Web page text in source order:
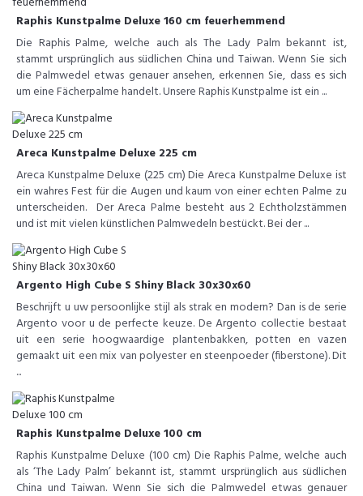
Raphis Kunstpalme Deluxe 160 cm feuerhemmend
Die Raphis Palme, welche auch als The Lady Palm bekannt ist,
stammt ursprünglich aus südlichen China und Taiwan. Wenn Sie sich
die Palmwedel etwas genauer ansehen, erkennen Sie, dass es sich
um eine Fächerpalme handelt. Unsere Raphis Kunstpalme ist ein ...
Areca Kunstpalme Deluxe 225 cm
Areca Kunstpalme Deluxe (225 cm) Die Areca Kunstpalme Deluxe ist
ein wahres Fest für die Augen und kaum von einer echten Palme zu
unterscheiden. Der Areca Palme besteht aus 2 Echtholzstämmen
und ist mit vielen künstlichen Palmwedeln bestückt. Bei der ...
Argento High Cube S Shiny Black 30x30x60
Beschrijft u uw persoonlijke stijl als strak en modern? Dan is de serie
Argento voor u de perfecte keuze. De Argento collectie bestaat
uit een serie hoogwaardige plantenbakken, potten en vazen
gemaakt uit een mix van polyester en steenpoeder (fiberstone). Dit
...
Raphis Kunstpalme Deluxe 100 cm
Raphis Kunstpalme Deluxe (100 cm) Die Raphis Palme, welche auch
als ‘The Lady Palm’ bekannt ist, stammt ursprünglich aus südlichen
China und Taiwan. Wenn Sie sich die Palmwedel etwas genauer